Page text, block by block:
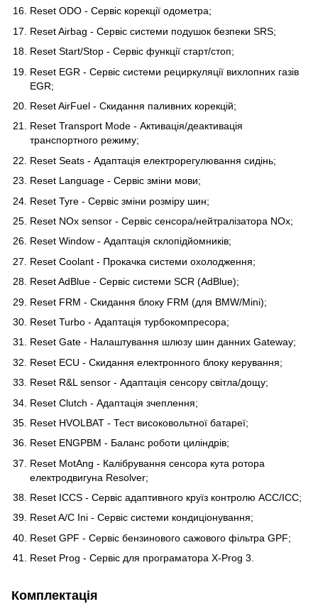
Reset ODO - Сервіс корекції одометра;
Reset Airbag - Сервіс системи подушок безпеки SRS;
Reset Start/Stop - Сервіс функції старт/стоп;
Reset EGR - Сервіс системи рециркуляції вихлопних газів
EGR;
Reset AirFuel - Скидання паливних корекцій;
Reset Transport Mode - Активація/деактивація
транспортного режиму;
Reset Seats - Адаптація електрорегулювання сидінь;
Reset Language - Сервіс зміни мови;
Reset Tyre - Сервіс зміни розміру шин;
Reset NOx sensor - Сервіс сенсора/нейтралізатора NOx;
Reset Window - Адаптація склопідйомників;
Reset Coolant - Прокачка системи охолодження;
Reset AdBlue - Сервіс системи SCR (AdBlue);
Reset FRM - Скидання блоку FRM (для BMW/Mini);
Reset Turbo - Адаптація турбокомпресора;
Reset Gate - Налаштування шлюзу шин данних Gateway;
Reset ECU - Скидання електронного блоку керування;
Reset R&L sensor - Адаптація сенсору світла/дощу;
Reset Clutch - Адаптація зчеплення;
Reset HVOLBAT - Тест високовольтної батареї;
Reset ENGPBM - Баланс роботи циліндрів;
Reset MotAng - Калібрування сенсора кута ротора
електродвигуна Resolver;
Reset ICCS - Сервіс адаптивного круїз контролю ACC/ICC;
Reset A/C Ini - Сервіс системи кондиціонування;
Reset GPF - Сервіс бензинового сажового фільтра GPF;
Reset Prog - Сервіс для програматора X-Prog 3.
Комплектація